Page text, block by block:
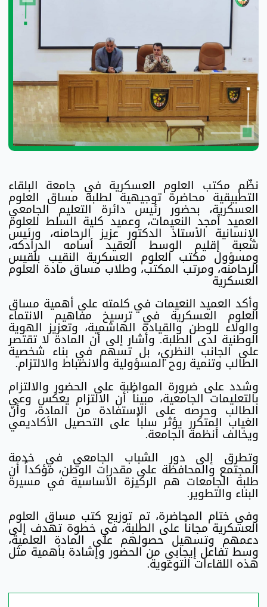
نظّم مكتب العلوم العسكرية في جامعة البلقاء
التطبيقية محاضرة توجيهية لطلبة مساق العلوم
العسكرية، بحضور رئيس دائرة التعليم الجامعي
العميد أمجد النعيمات، وعميد كلية السلط للعلوم
الإنسانية الأستاذ الدكتور عزيز الرحامنه، ورئيس
شعبة إقليم الوسط العقيد أسامه الدرادكه،
ومسؤول مكتب العلوم العسكرية النقيب بلقيس
الرحامنه، ومرتب المكتب، وطلاب مساق مادة العلوم
العسكرية
وأكد العميد النعيمات في كلمته على أهمية مساق
العلوم العسكرية في ترسيخ مفاهيم الانتماء
والولاء للوطن والقيادة الهاشمية، وتعزيز الهوية
الوطنية لدى الطلبة. وأشار إلى أن المادة لا تقتصر
على الجانب النظري، بل تسهم في بناء شخصية
الطالب وتنمية روح المسؤولية والانضباط والالتزام.
وشدد على ضرورة المواظبة على الحضور والالتزام
بالتعليمات الجامعية، مبيناً أن الالتزام يعكس وعي
الطالب وحرصه على الاستفادة من المادة، وأن
الغياب المتكرر يؤثر سلباً على التحصيل الأكاديمي
ويخالف أنظمة الجامعة.
وتطرق إلى دور الشباب الجامعي في خدمة
المجتمع والمحافظة على مقدرات الوطن، مؤكداً أن
طلبة الجامعات هم الركيزة الأساسية في مسيرة
البناء والتطوير.
وفي ختام المحاضرة، تم توزيع كتب مساق العلوم
العسكرية مجاناً على الطلبة، في خطوة تهدف إلى
دعمهم وتسهيل حصولهم على المادة العلمية،
وسط تفاعل إيجابي من الحضور وإشادة بأهمية مثل
هذه اللقاءات التوعوية.